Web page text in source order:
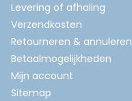
Levering of afhaling
Verzendkosten
Retourneren & annuleren
Betaalmogelijkheden
Mijn account
Sitemap